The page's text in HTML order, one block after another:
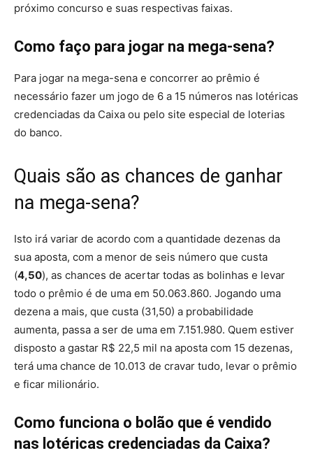
próximo concurso e suas respectivas faixas.
Como faço para jogar na mega-sena?
Para jogar na mega-sena e concorrer ao prêmio é
necessário fazer um jogo de 6 a 15 números nas lotéricas
credenciadas da Caixa ou pelo site especial de loterias
do banco.
Quais são as chances de ganhar
na mega-sena?
Isto irá variar de acordo com a quantidade dezenas da
sua aposta, com a menor de seis número que custa
(4,50), as chances de acertar todas as bolinhas e levar
todo o prêmio é de uma em 50.063.860. Jogando uma
dezena a mais, que custa (31,50) a probabilidade
aumenta, passa a ser de uma em 7.151.980. Quem estiver
disposto a gastar R$ 22,5 mil na aposta com 15 dezenas,
terá uma chance de 10.013 de cravar tudo, levar o prêmio
e ficar milionário.
Como funciona o bolão que é vendido
nas lotéricas credenciadas da Caixa?